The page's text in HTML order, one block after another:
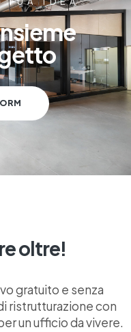
oltre!
gratuito e senza
ristrutturazione con
un ufficio da vivere.